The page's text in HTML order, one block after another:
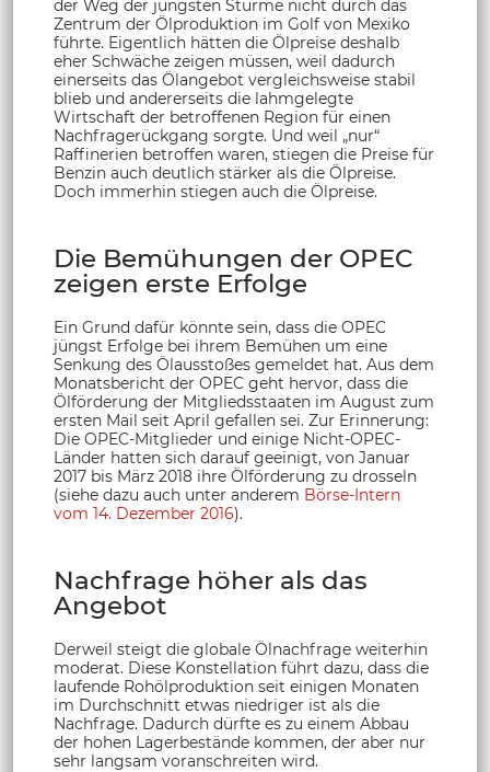
der Weg der jüngsten Stürme nicht durch das
Zentrum der Ölproduktion im Golf von Mexiko
führte. Eigentlich hätten die Ölpreise deshalb
eher Schwäche zeigen müssen, weil dadurch
einerseits das Ölangebot vergleichsweise stabil
blieb und andererseits die lahmgelegte
Wirtschaft der betroffenen Region für einen
Nachfragerückgang sorgte. Und weil „nur“
Raffinerien betroffen waren, stiegen die Preise für
Benzin auch deutlich stärker als die Ölpreise.
Doch immerhin stiegen auch die Ölpreise.
Die Bemühungen der OPEC
zeigen erste Erfolge
Ein Grund dafür könnte sein, dass die OPEC
jüngst Erfolge bei ihrem Bemühen um eine
Senkung des Ölausstoßes gemeldet hat. Aus dem
Monatsbericht der OPEC geht hervor, dass die
Ölförderung der Mitgliedsstaaten im August zum
ersten Mail seit April gefallen sei. Zur Erinnerung:
Die OPEC-Mitglieder und einige Nicht-OPEC-
Länder hatten sich darauf geeinigt, von Januar
2017 bis März 2018 ihre Ölförderung zu drosseln
(siehe dazu auch unter anderem Börse-Intern
vom 14. Dezember 2016).
Nachfrage höher als das
Angebot
Derweil steigt die globale Ölnachfrage weiterhin
moderat. Diese Konstellation führt dazu, dass die
laufende Rohölproduktion seit einigen Monaten
im Durchschnitt etwas niedriger ist als die
Nachfrage. Dadurch dürfte es zu einem Abbau
der hohen Lagerbestände kommen, der aber nur
sehr langsam voranschreiten wird.